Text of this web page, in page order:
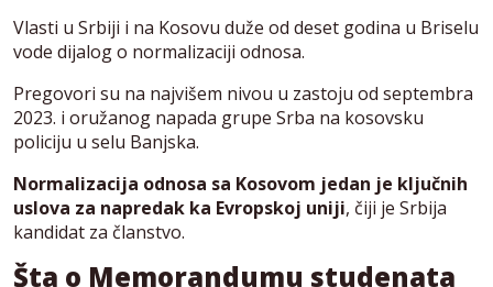
Vlasti u Srbiji i na Kosovu duže od deset godina u Briselu
vode dijalog o normalizaciji odnosa.
Pregovori su na najvišem nivou u zastoju od septembra
2023. i oružanog napada grupe Srba na kosovsku
policiju u selu Banjska.
Normalizacija odnosa sa Kosovom jedan je ključnih
uslova za napredak ka Evropskoj uniji, čiji je Srbija
kandidat za članstvo.
Šta o Memorandumu studenata